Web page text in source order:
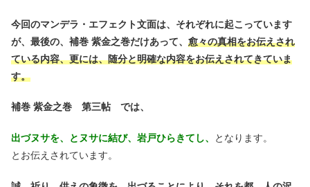
今回のマンデラ・エフェクト文面は、それぞれに起こっています
が、最後の、補巻 紫金之巻だけあって、 愈々の真相をお伝えされ
ている内容、更には、随分と明確な内容をお伝えされてきていま
す。
補巻 紫金之巻 第三帖 では、
出づヌサを、とヌサに結び、岩戸ひらきてし、
となります。
とお伝えされています。